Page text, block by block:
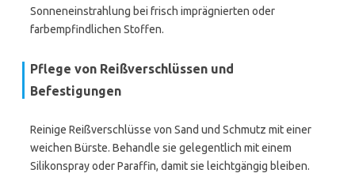
Sonneneinstrahlung bei frisch imprägnierten oder
farbempfindlichen Stoffen.
Pflege von Reißverschlüssen und
Befestigungen
Reinige Reißverschlüsse von Sand und Schmutz mit einer
weichen Bürste. Behandle sie gelegentlich mit einem
Silikonspray oder Paraffin, damit sie leichtgängig bleiben.